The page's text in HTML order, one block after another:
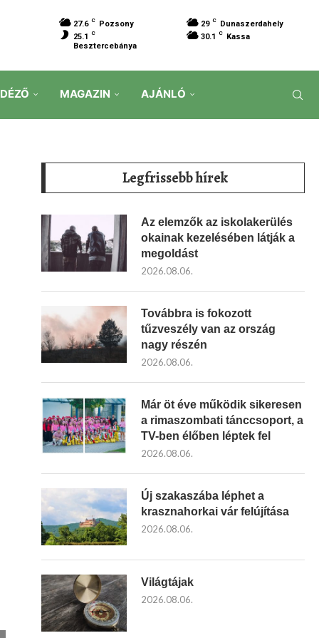
27.6 C Pozsony 29 C
Dunaszerdahely
25.1 C
Besztercebánya
30.1 C Kassa
MAGAZIN AJÁNLÓ
Legfrissebb hírek
Az elemzők az iskolakerülés
okainak kezelésében látják a
megoldást
2026.08.06.
Továbbra is fokozott
tűzveszély van az ország
nagy részén
2026.08.06.
Már öt éve működik sikeresen
a rimaszombati tánccsoport, a
TV-ben élőben léptek fel
2026.08.06.
Új szakaszába léphet a
krasznahorkai vár felújítása
2026.08.06.
Világtájak
2026.08.06.